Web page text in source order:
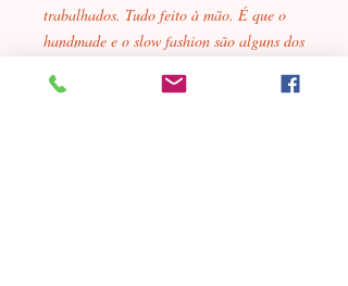
trabalhados. Tudo feito à mão. É que o
handmade e o slow fashion são alguns dos